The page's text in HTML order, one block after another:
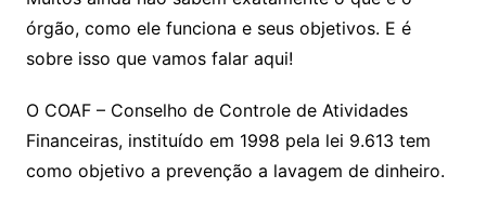
órgão, como ele funciona e seus objetivos. E é
sobre isso que vamos falar aqui!
O COAF – Conselho de Controle de Atividades
Financeiras, instituído em 1998 pela lei 9.613 tem
como objetivo a prevenção a lavagem de dinheiro.